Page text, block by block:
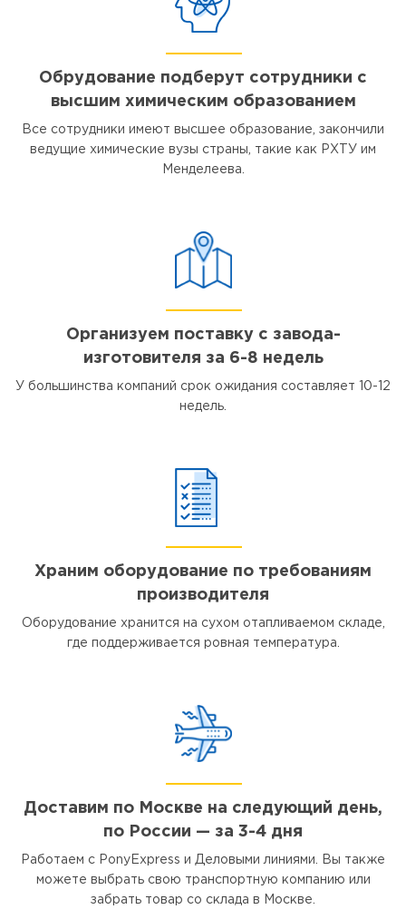
Обрудование подберут сотрудники с
высшим химическим образованием
Все сотрудники имеют высшее образование, закончили
ведущие химические вузы страны, такие как РХТУ им
Менделеева.
Организуем поставку с завода-
изготовителя за 6-8 недель
У большинства компаний срок ожидания составляет 10-12
недель.
Храним оборудование по требованиям
производителя
Оборудование хранится на сухом отапливаемом складе,
где поддерживается ровная температура.
Доставим по Москве на следующий день,
по России — за 3-4 дня
Работаем с PonyExpress и Деловыми линиями. Вы также
можете выбрать свою транспортную компанию или
забрать товар со склада в Москве.